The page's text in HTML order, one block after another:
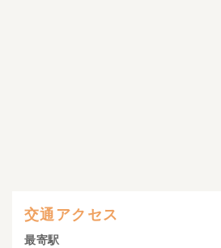
交通アクセス
最寄駅